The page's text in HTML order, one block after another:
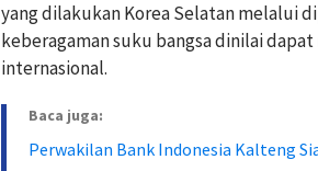
yang dilakukan Korea Selatan melalui
keberagaman suku bangsa dinilai
internasional.
Baca juga:
Perwakilan Bank Indonesia Kalteng